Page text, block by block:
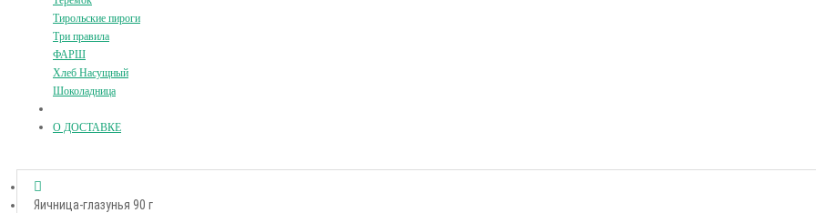
Тирольские пироги
Три правила
ФАРШ
Хлеб Насущный
Шоколадница
О ДОСТАВКЕ
Яичница-глазунья 90 г